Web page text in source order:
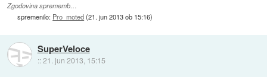
Zgodovina sprememb…
spremenilo: Pro_moted(21. jun 2013 ob 15:16)
SuperVeloce
::21. jun 2013, 15:15